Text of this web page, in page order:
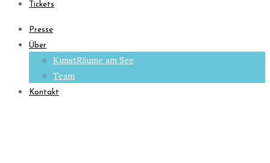
Tickets
Presse
Über
KunstRäume am See
Team
Kontakt